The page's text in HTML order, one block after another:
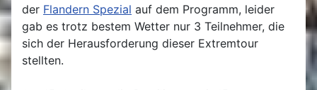
der Flandern Spezial auf dem Programm, leider
gab es trotz bestem Wetter nur 3 Teilnehmer, die
sich der Herausforderung dieser Extremtour
stellten.